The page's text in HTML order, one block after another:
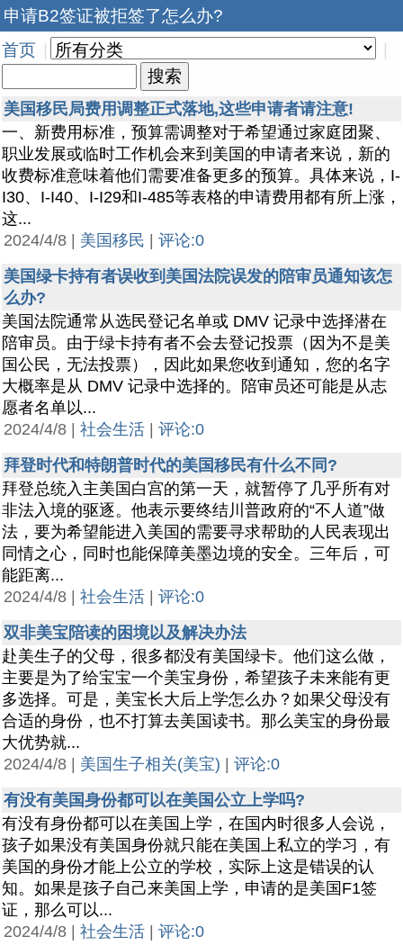
申请B2签证被拒签了怎么办?
首页
美国移民局费用调整正式落地,这些申请者请注意!
一、新费用标准，预算需调整对于希望通过家庭团聚、
职业发展或临时工作机会来到美国的申请者来说，新的
收费标准意味着他们需要准备更多的预算。具体来说，I-
I30、I-I40、I-I29和I-485等表格的申请费用都有所上涨，
这...
2024/4/8 | 美国移民
评论:0
美国绿卡持有者误收到美国法院误发的陪审员通知该怎
么办?
美国法院通常从选民登记名单或 DMV 记录中选择潜在
陪审员。由于绿卡持有者不会去登记投票（因为不是美
国公民，无法投票），因此如果您收到通知，您的名字
大概率是从 DMV 记录中选择的。陪审员还可能是从志
愿者名单以...
2024/4/8 | 社会生活
评论:0
拜登时代和特朗普时代的美国移民有什么不同?
拜登总统入主美国白宫的第一天，就暂停了几乎所有对
非法入境的驱逐。他表示要终结川普政府的“不人道”做
法，要为希望能进入美国的需要寻求帮助的人民表现出
同情之心，同时也能保障美墨边境的安全。三年后，可
能距离...
2024/4/8 | 社会生活
评论:0
双非美宝陪读的困境以及解决办法
赴美生子的父母，很多都没有美国绿卡。他们这么做，
主要是为了给宝宝一个美宝身份，希望孩子未来能有更
多选择。可是，美宝长大后上学怎么办？如果父母没有
合适的身份，也不打算去美国读书。那么美宝的身份最
大优势就...
2024/4/8 | 美国生子相关(美宝)
评论:0
有没有美国身份都可以在美国公立上学吗?
有没有身份都可以在美国上学，在国内时很多人会说，
孩子如果没有美国身份就只能在美国上私立的学习，有
美国的身份才能上公立的学校，实际上这是错误的认
知。如果是孩子自己来美国上学，申请的是美国F1签
证，那么可以...
2024/4/8 | 社会生活 评论:0